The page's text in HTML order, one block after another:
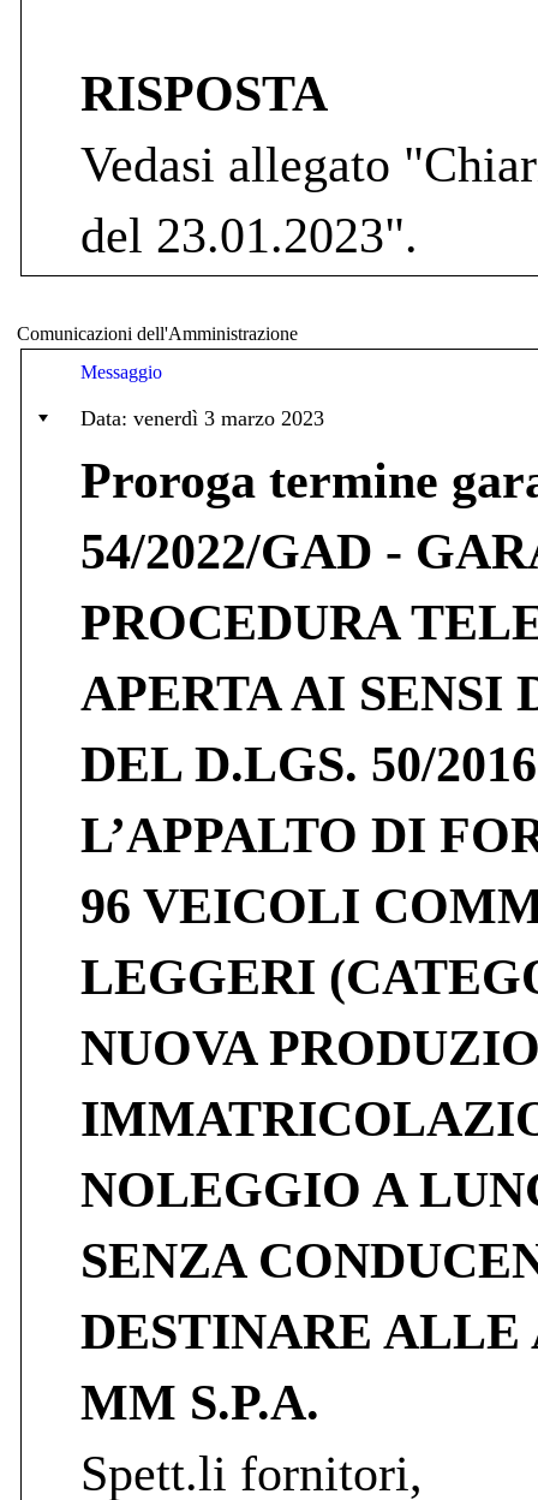
RISPOSTA
Vedasi allegato
del 23.01.2023".
Comunicazioni dell'Amministrazione
Messaggio
Data: venerdì 3 marzo 2023
Proroga termine
54/2022/GAD -
PROCEDURA
APERTA AI SENSI
DEL D.LGS. 50/
L’APPALTO DI
96 VEICOLI
LEGGERI
NUOVA
NOLEGGIO A
SENZA
DESTINARE
MM S.P.A.
Spett.li fornitori,